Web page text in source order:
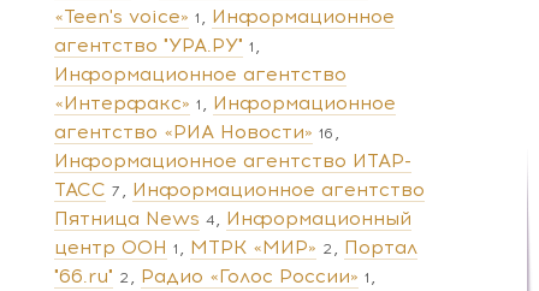
«Teen's voice» 1
Информационное
агентство "УРА.РУ" 1
Информационное агентство
«Интерфакс» 1
Информационное
агентство «РИА Новости» 16
Информационное агентство ИТАР-
ТАСС 7
Информационное агентство
Пятница News 4
Информационный
центр ООН 1 МТРК «МИР» 2
Портал
"66.ru" 2 Радио «Голос России» 1